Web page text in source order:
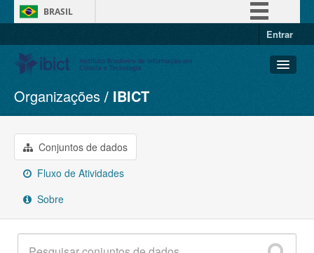
BRASIL
Entrar
Conjuntos de dados
Organizações
Grupos
Sobre
Organizações IBICT
Conjuntos de dados
Fluxo de Atividades
Sobre